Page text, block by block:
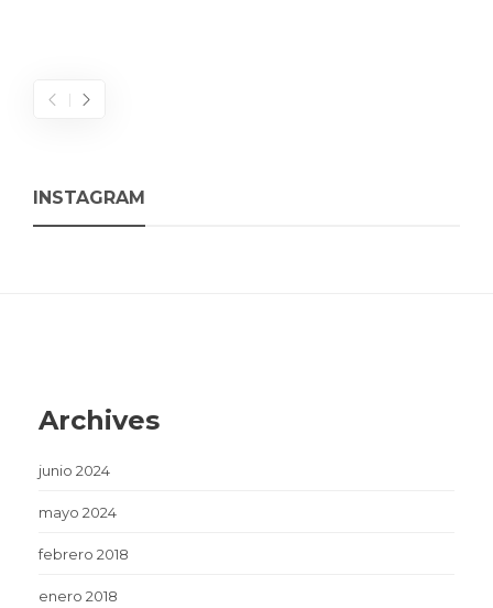
INSTAGRAM
Archives
junio 2024
mayo 2024
febrero 2018
enero 2018